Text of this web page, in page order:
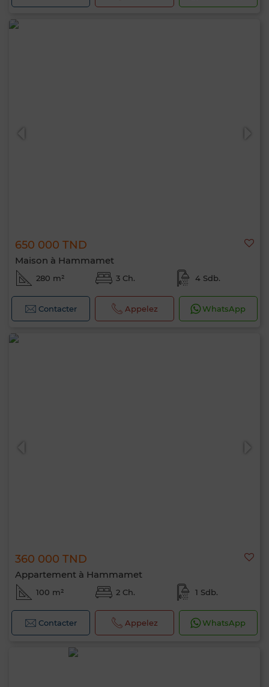
650 000 TND
Maison à Hammamet
280 m² 3 Ch. 4 Sdb.
Contacter Appelez WhatsApp
360 000 TND
Appartement à Hammamet
100 m² 2 Ch. 1 Sdb.
Contacter Appelez WhatsApp